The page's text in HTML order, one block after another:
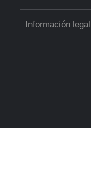
Información legal